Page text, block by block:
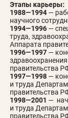
Этапы карьеры:
1988—1994 —
научного
1994—1996 —
труда,
Аппарата
1996—1997 —
правительства
1997—1998 —
и труда
правительства
1998—2001 —
и труда
правительства